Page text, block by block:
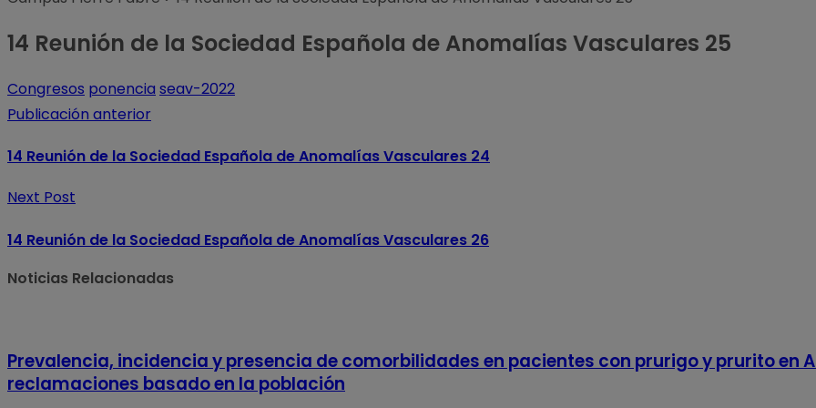
14 Reunión de la Sociedad Española de Anomalías Vasculares 25
Congresos ponencia seav-2022
Publicación anterior
14 Reunión de la Sociedad Española de Anomalías Vasculares 24
Next Post
14 Reunión de la Sociedad Española de Anomalías Vasculares 26
Noticias Relacionadas
Prevalencia, incidencia y presencia de comorbilidades en pacientes con prurigo y prurito en
reclamaciones basado en la población